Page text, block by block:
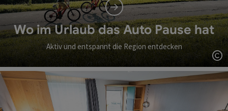
Wo im Urlaub das Auto Pause hat
Aktiv und entspannt die Region entdecken